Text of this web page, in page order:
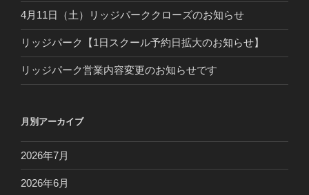
4月11日（土）リッジパーククローズのお知らせ
リッジパーク【1日スクール予約日拡大のお知らせ】
リッジパーク営業内容変更のお知らせです
月別アーカイブ
2026年7月
2026年6月